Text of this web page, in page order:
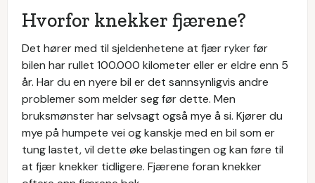
Hvorfor knekker fjærene?
Det hører med til sjeldenhetene at fjær ryker før
bilen har rullet 100.000 kilometer eller er eldre enn 5
år. Har du en nyere bil er det sannsynligvis andre
problemer som melder seg før dette. Men
bruksmønster har selvsagt også mye å si. Kjører du
mye på humpete vei og kanskje med en bil som er
tung lastet, vil dette øke belastingen og kan føre til
at fjær knekker tidligere. Fjærene foran knekker